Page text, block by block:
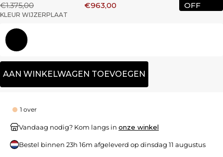
€1.375,00
€963,00
OFF
KLEUR WIJZERPLAAT
AAN WINKELWAGEN TOEVOEGEN
1 over
Vandaag nodig? Kom langs in onze winkel
Bestel binnen 23h 16m afgeleverd opdinsdag 11 augustus